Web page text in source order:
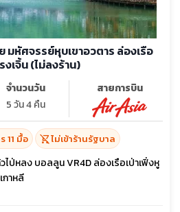
มหัศจรรย์หุบเขาอวตาร ล่องเรือ
เจิ้น (ไม่ลงร้าน)
จำนวนวัน
5 วัน 4 คืน
สายการบิน
11 มื้อ shopping_cart_offไม่เข้าร้านรัฐบาล
ป่หลง บอลลูน VR4D ล่องเรือเป่าเฟิ่งหู
กาหลี